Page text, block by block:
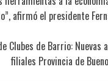
afirmó el presidente
Clubes de Barrio: Nuevas
filiales Provincia de